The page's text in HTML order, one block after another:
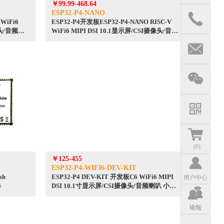
(0)
用户中心
论坛
WiFi6
/音频喇
￥99.99-468.64
ESP32-P4-NANO
ESP32-P4开发板ESP32-P4-NANO RISC-V
WiFi6 MIPI DSI 10.1显示屏/CSI摄像头/音频
￥125-455
ESP32-P4-WIFI6-DEV-KIT
ESP32-P4 DEV-KIT 开发板C6 WiFi6 MIPI
DSI 10.1寸显示屏/CSI摄像头/音频喇叭 小智